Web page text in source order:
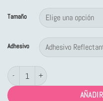
valoraciones
de clientes
Tamaño
Adhesivo
Letrero de Obras Semáforo Apagado